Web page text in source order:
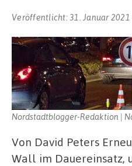
Veröffentlicht:31. Januar 2021
Nordstadtblogger-Redaktion |
Von David Peters
Wall im Dauereinsatz,